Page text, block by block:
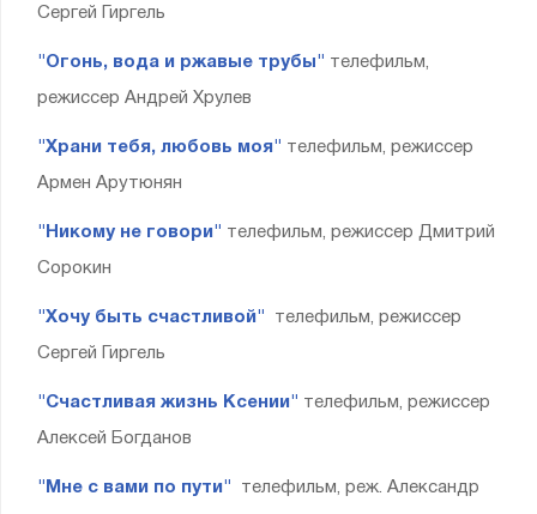
Сергей Гиргель
"Огонь, вода и ржавые трубы" телефильм,
режиссер Андрей Хрулев
"Храни тебя, любовь моя" телефильм, режиссер
Армен Арутюнян
"Никому не говори" телефильм, режиссер Дмитрий
Сорокин
"Хочу быть счастливой" телефильм, режиссер
Сергей Гиргель
"Счастливая жизнь Ксении" телефильм, режиссер
Алексей Богданов
"Мне с вами по пути" телефильм, реж. Александр